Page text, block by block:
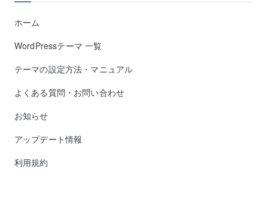
ホーム
WordPressテーマ 一覧
テーマの設定方法・マニュアル
よくある質問・お問い合わせ
お知らせ
アップデート情報
利用規約